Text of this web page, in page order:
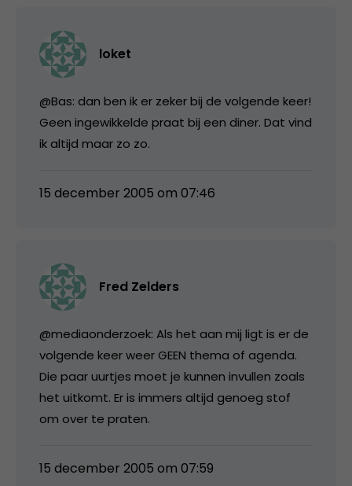
loket
@Bas: dan ben ik er zeker bij de volgende keer!
Geen ingewikkelde praat bij een diner. Dat vind
ik altijd maar zo zo.
15 december 2005 om 07:46
Fred Zelders
@mediaonderzoek: Als het aan mij ligt is er de
volgende keer weer GEEN thema of agenda.
Die paar uurtjes moet je kunnen invullen zoals
het uitkomt. Er is immers altijd genoeg stof
om over te praten.
15 december 2005 om 07:59